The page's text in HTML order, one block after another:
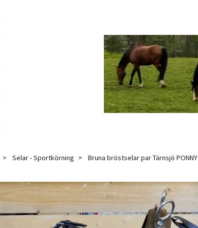
Selar - Sportkörning Bruna bröstselar par Tärnsjö PONNY